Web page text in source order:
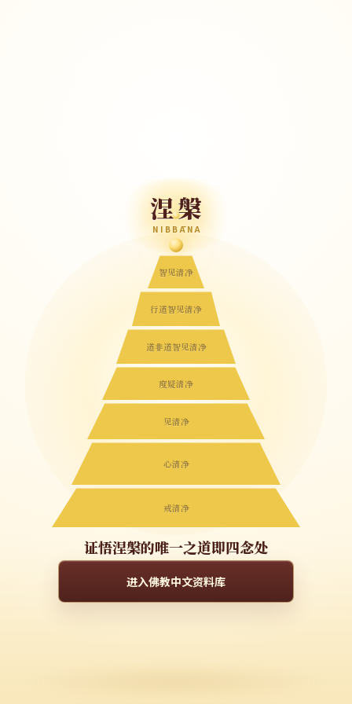
涅槃
NIBBĀNA
智见清净
行道智见清净
道非道智见清净
度疑清净
见清净
心清净
戒清净
证悟涅槃的唯一之道即四念处
进入佛教中文资料库